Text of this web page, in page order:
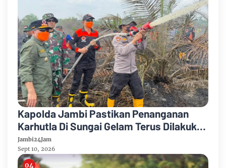
Kapolda Jambi Pastikan Penanganan
Karhutla Di Sungai Gelam Terus Dilakukan
Sinergi Diperkuat
Jambi24Jam
Sept 10, 2026